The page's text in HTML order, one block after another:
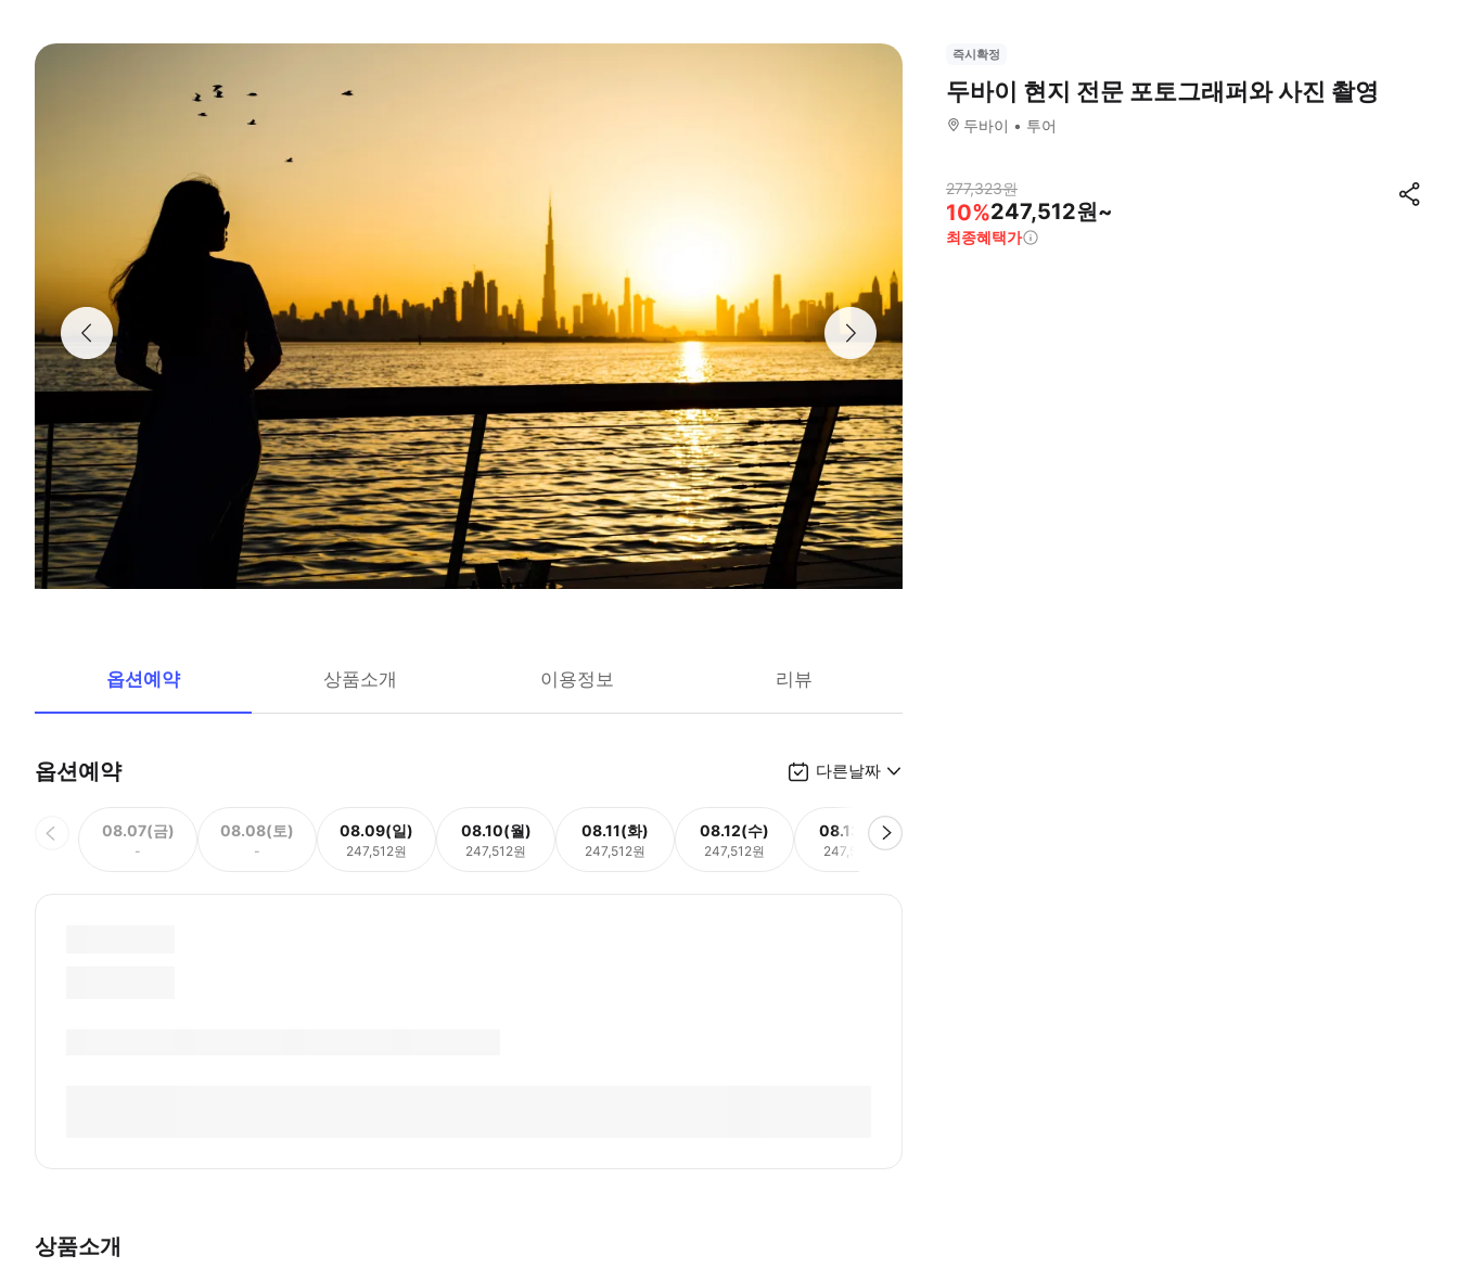
옵션예약 상품소개 이용정보 리뷰
옵션예약 다른날짜
08.07(금)
-
08.08(토)
-
08.09(일)
247,512원
08.10(월)
247,512원
08.11(화)
247,512원
08.12(수)
247,512원
08.13(목)
247,512원
상품소개
즉시확정
두바이 현지 전문 포토그래퍼와 사진 촬영
두바이 투어
277,323원
10%247,512원~
최종혜택가